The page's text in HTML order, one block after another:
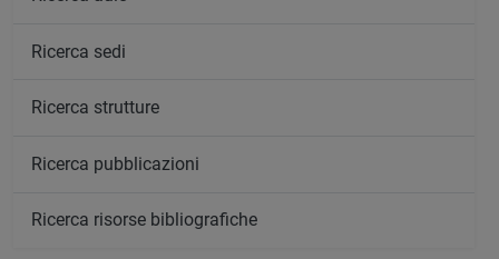
Ricerca sedi
Ricerca strutture
Ricerca pubblicazioni
Ricerca risorse bibliografiche